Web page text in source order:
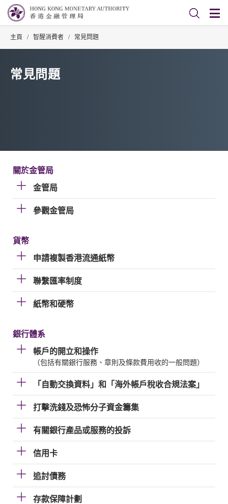
主頁 / 智醒消費者 / 常見問題
常見問題
關於金管局
金管局
參觀金管局
貨幣
申請複製香港流通紙幣
聯繫匯率制度
紙幣和硬幣
銀行體系
帳戶的開立和操作
（包括有關銀行服務、章則及條款費用收的一般問題）
「自動交換資料」和「海外帳戶稅收合規法案」
打擊洗錢及恐怖分子資金籌集
有關銀行產品或服務的投訴
信用卡
追討債務
存款保障計劃